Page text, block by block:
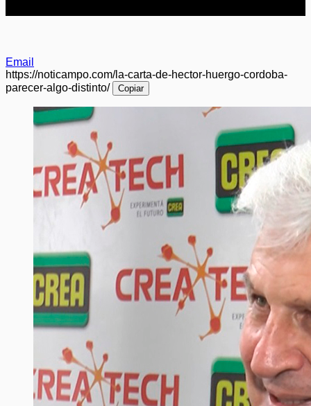
Email
https://noticampo.com/la-carta-de-hector-huergo-cordoba-
parecer-algo-distinto/
Copiar